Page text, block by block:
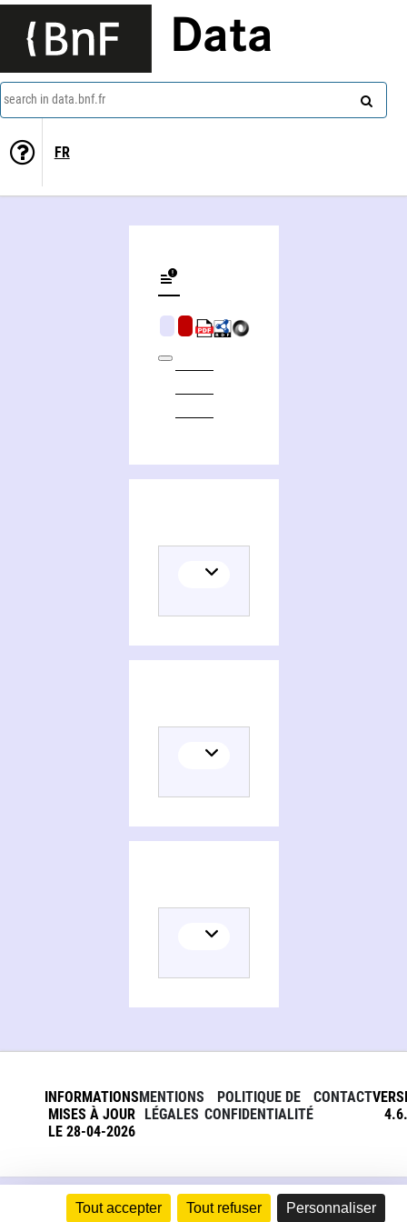
Tout accepter Tout refuser Personnaliser
Data
search in data.bnf.fr
FR
INFORMATIONS
MISES À JOUR
LE 28-04-2026
MENTIONS
LÉGALES
POLITIQUE DE
CONFIDENTIALITÉ
CONTACT